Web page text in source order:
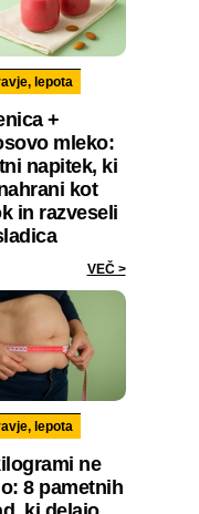
lepota
+
mleko:
napitek, ki
kot
in razveseli
VEČ >
lepota
ne
8 pametnih